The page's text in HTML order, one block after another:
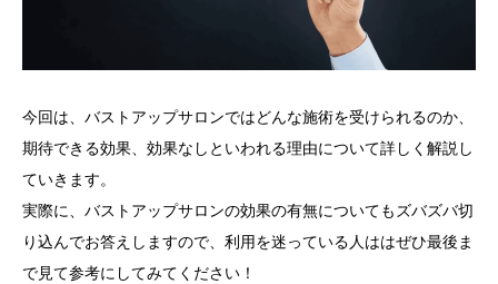
今回は、バストアップサロンではどんな施術を受けられるのか、
期待できる効果、効果なしといわれる理由について詳しく解説し
ていきます。
実際に、バストアップサロンの効果の有無についてもズバズバ切
り込んでお答えしますので、利用を迷っている人ははぜひ最後ま
で見て参考にしてみてください！